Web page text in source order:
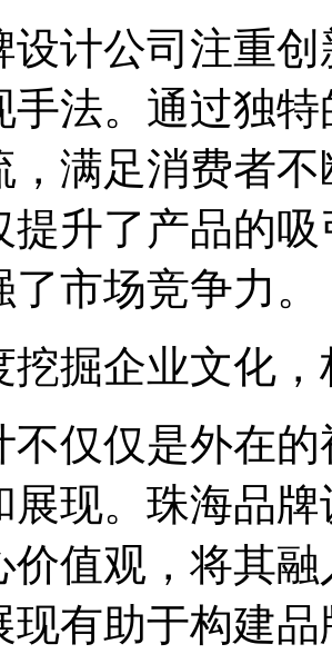
设计公司注重
手法。通过独
，满足消费者
提升了产品的
市场竞争力。
挖掘企业文化
不仅仅是外在
展现。珠海品
价值观，将其
现有助于构建